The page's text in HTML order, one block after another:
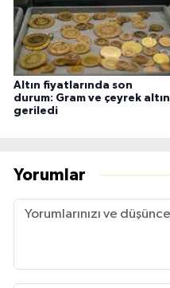
Altın fiyatlarında son
durum: Gram ve çeyrek altın
geriledi
Yorumlar